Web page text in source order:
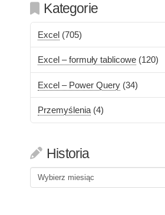
Kategorie
Excel (705)
Excel – formuły tablicowe (120)
Excel – Power Query (34)
Przemyślenia (4)
Historia
Historia